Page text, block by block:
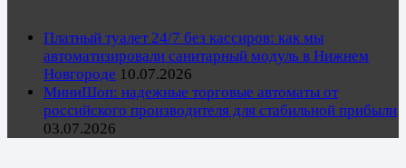
Платный туалет 24/7 без кассиров: как мы
автоматизировали санитарный модуль в Нижнем
Новгороде 10.07.2026
МиниШоп: надежные торговые автоматы от
российского производителя для стабильной прибыли
03.07.2026